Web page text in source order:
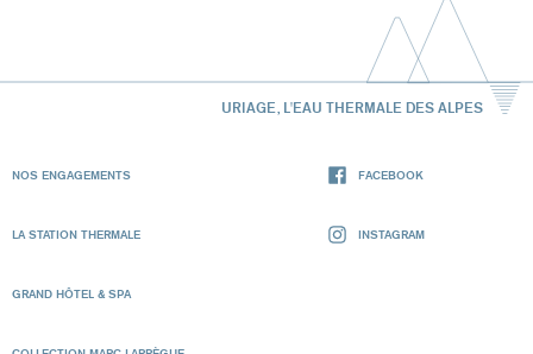
URIAGE, L'EAU THERMALE DES ALPES
NOS ENGAGEMENTS
LA STATION THERMALE
GRAND HÔTEL & SPA
FACEBOOK
INSTAGRAM